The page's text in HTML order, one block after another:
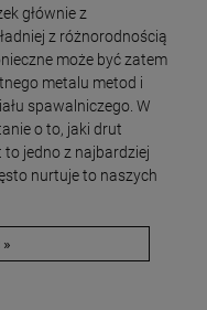
głównie z
z różnorodnością
może być zatem
metalu metod i
spawalniczego. W
o to, jaki drut
jedno z najbardziej
nurtuje to naszych